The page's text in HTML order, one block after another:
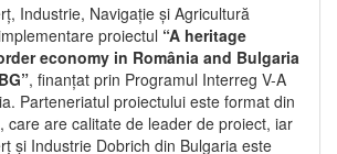
Industrie, Navigație și Agricultură
proiectul “A heritage
economy in România and Bulgaria
, finanțat prin Programul Interreg V-A
Parteneriatul proiectului este format din
care are calitate de leader de proiect, iar
și Industrie Dobrich din Bulgaria este